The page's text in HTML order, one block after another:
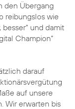
den Übergang
reibungslos wie
und damit
Champion“
darauf
auf unsere
Wir erwarten bis